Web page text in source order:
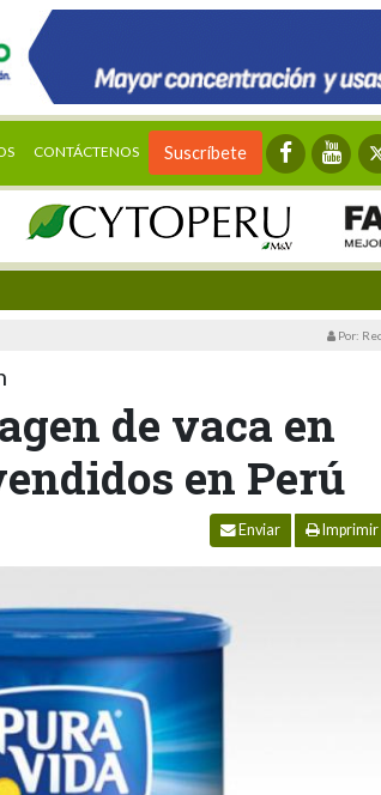
CONTÁCTENOS Suscríbete
Por:
de vaca en
en Perú
Enviar Imprimir